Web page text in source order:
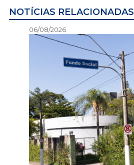
NOTÍCIAS RELACIONADAS
06/08/2026